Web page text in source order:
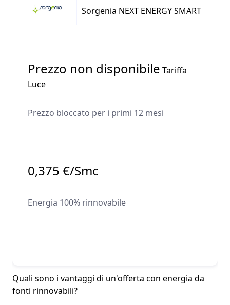
Sorgenia NEXT ENERGY SMART
Prezzo non disponibile Tariffa
Luce
Prezzo bloccato per i primi 12 mesi
0,375 €/Smc
Energia 100% rinnovabile
Quali sono i vantaggi di un'offerta con energia da
fonti rinnovabili?